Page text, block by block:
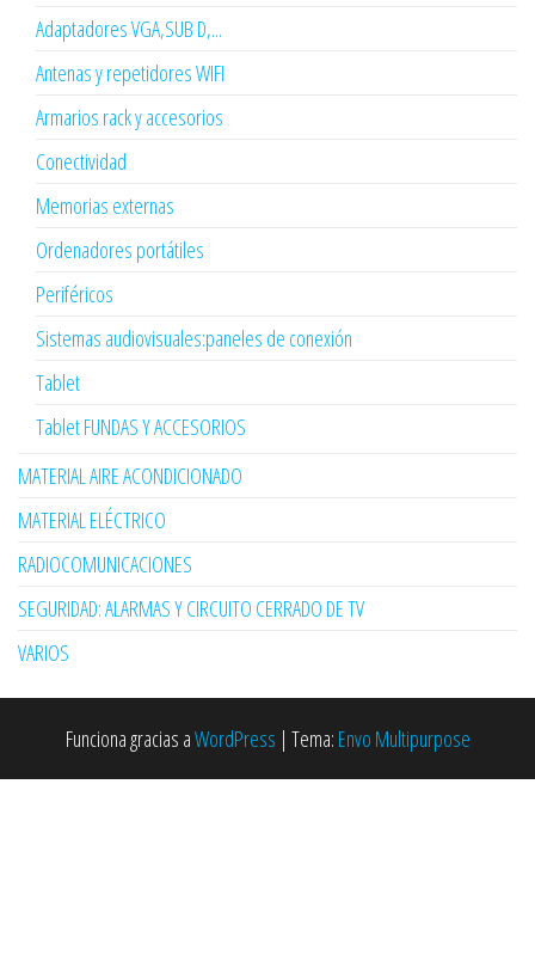
Adaptadores VGA,SUB D,...
Antenas y repetidores WIFI
Armarios rack y accesorios
Conectividad
Memorias externas
Ordenadores portátiles
Periféricos
Sistemas audiovisuales:paneles de conexión
Tablet
Tablet FUNDAS Y ACCESORIOS
MATERIAL AIRE ACONDICIONADO
MATERIAL ELÉCTRICO
RADIOCOMUNICACIONES
SEGURIDAD: ALARMAS Y CIRCUITO CERRADO DE TV
VARIOS
Funciona gracias aWordPress | Tema: Envo Multipurpose